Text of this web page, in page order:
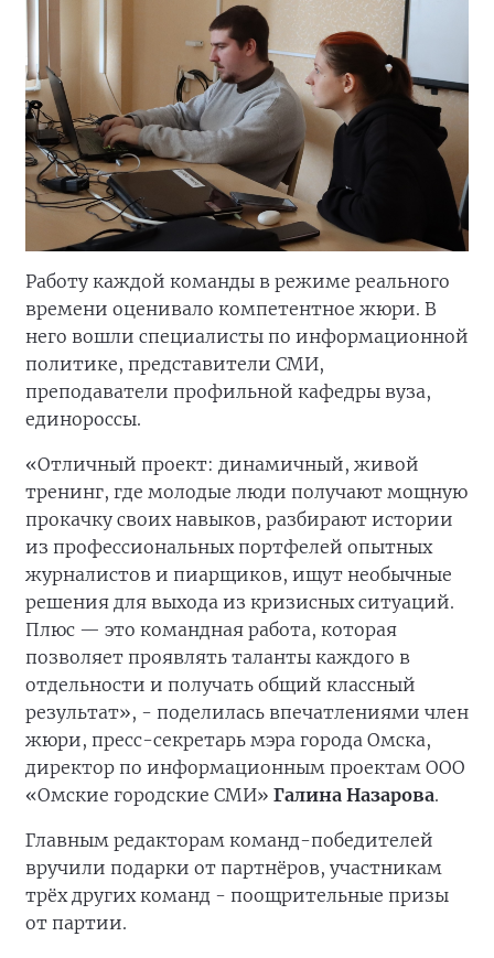
Работу каждой команды в режиме реального
времени оценивало компетентное жюри. В
него вошли специалисты по информационной
политике, представители СМИ,
преподаватели профильной кафедры вуза,
единороссы.
«Отличный проект: динамичный, живой
тренинг, где молодые люди получают мощную
прокачку своих навыков, разбирают истории
из профессиональных портфелей опытных
журналистов и пиарщиков, ищут необычные
решения для выхода из кризисных ситуаций.
Плюс — это командная работа, которая
позволяет проявлять таланты каждого в
отдельности и получать общий классный
результат», - поделилась впечатлениями член
жюри, пресс-секретарь мэра города Омска,
директор по информационным проектам ООО
«Омские городские СМИ» Галина Назарова.
Главным редакторам команд-победителей
вручили подарки от партнёров, участникам
трёх других команд - поощрительные призы
от партии.